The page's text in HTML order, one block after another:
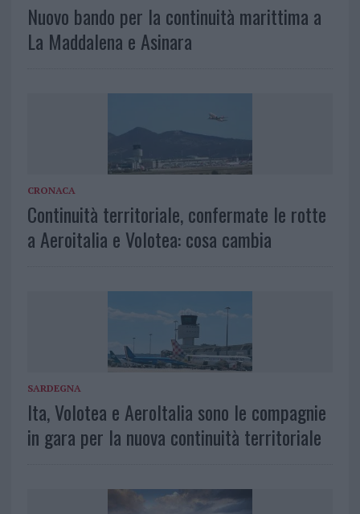
Nuovo bando per la continuità marittima a
La Maddalena e Asinara
CRONACA
Continuità territoriale, confermate le rotte
a Aeroitalia e Volotea: cosa cambia
SARDEGNA
Ita, Volotea e AeroItalia sono le compagnie
in gara per la nuova continuità territoriale